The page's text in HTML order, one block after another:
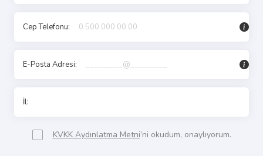
Cep Telefonu:
E-Posta Adresi:
KVKK Aydınlatma Metni’ni okudum, onaylıyorum.